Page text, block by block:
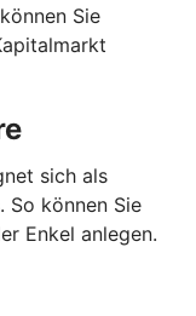
Sie
sich als
So können Sie
Enkel anlegen.